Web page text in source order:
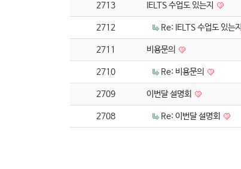
2713 IELTS 수업도 있는지
2712 Re: IELTS 수업도 있는지
2711 비용문의
2710 Re: 비용문의
2709 이번달 설명회
2708 Re: 이번달 설명회